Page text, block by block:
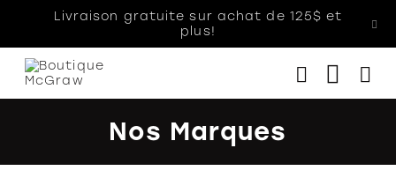
Livraison gratuite sur achat de 125$ et
plus!
Nos Marques